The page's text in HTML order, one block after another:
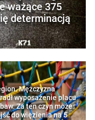
ważące 375
determinacją
Mężczyzna
wyposażenie placu
Za ten czyn może
do więzienia na 5